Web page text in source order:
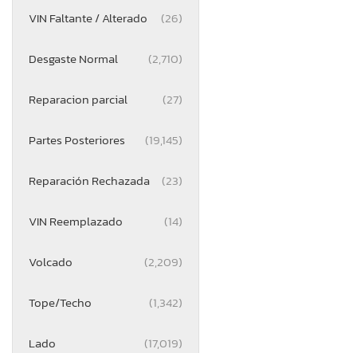
VIN Faltante / Alterado
(26)
Desgaste Normal (2,710)
Reparacion parcial (27)
Partes Posteriores (19,145)
Reparación Rechazada (23)
VIN Reemplazado (14)
Volcado (2,209)
Tope/Techo (1,342)
Lado (17,019)